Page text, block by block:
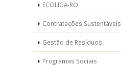
ECOLIGA-RO
Contratações Sustentáveis
Gestão de Resíduos
Programas Sociais